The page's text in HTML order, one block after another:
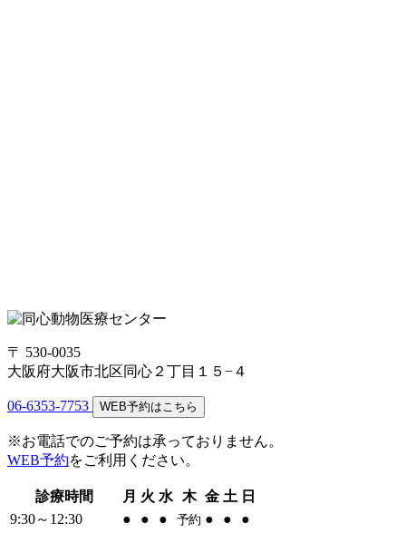
〒 530-0035
大阪府大阪市北区同心２丁目１５−４
06-6353-7753 WEB予約はこちら
※お電話でのご予約は承っておりません。
WEB予約をご利用ください。
診療時間 月 火 水 木 金 土 日
9:30～12:30
● ● ● 予約 ● ●
●